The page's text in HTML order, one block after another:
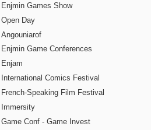
Enjmin Games Show
Open Day
Angouniarof
Enjmin Game Conferences
Enjam
International Comics Festival
French-Speaking Film Festival
Immersity
Game Conf - Game Invest